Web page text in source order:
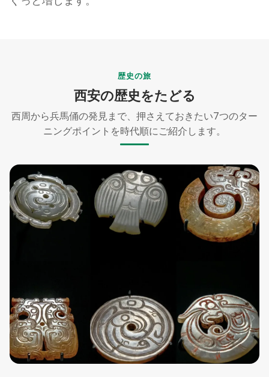
歴史の旅
西安の歴史をたどる
西周から兵馬俑の発見まで、押さえておきたい7つのター
ニングポイントを時代順にご紹介します。